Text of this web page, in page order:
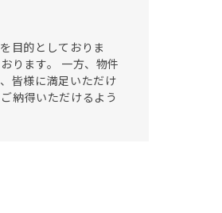
目的としておりま
ります。 一方、物件
皆様に満足いただけ
納得いただけるよう